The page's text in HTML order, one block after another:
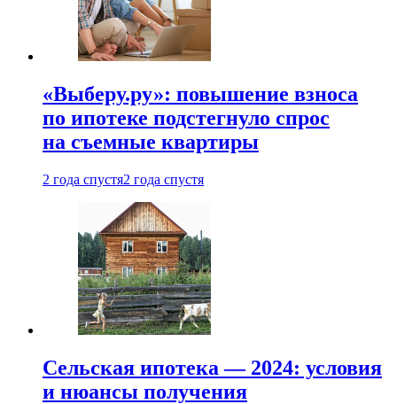
«Выберу.ру»: повышение взноса
по ипотеке подстегнуло спрос
на съемные квартиры
2 года спустя2 года спустя
Сельская ипотека — 2024: условия
и нюансы получения